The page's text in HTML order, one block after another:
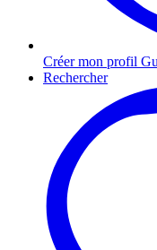
Créer mon profil
Rechercher